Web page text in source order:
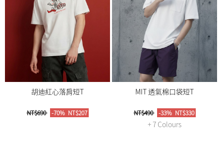
胡迪紅心落肩短T
NT$690 -70% NT$207
MIT 透氣棉口袋短T
NT$490 -33% NT$330
+ 7 Colours